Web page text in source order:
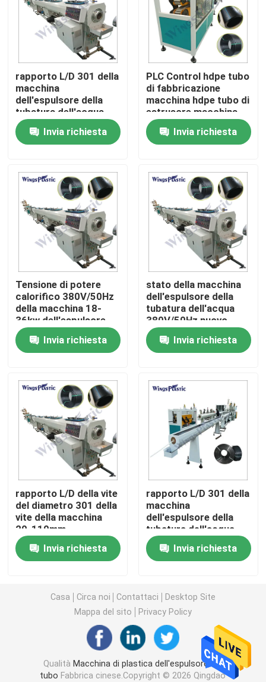
Prodotti
Circa noi
Giro della fabbrica
Controllo di qualità
Contattici
Macchina di plastica dell'espulsore del tubo
Linea di plastica dell'estrusione del tubo
Macchina dell'espulsore del tubo dell'HDPE
Macchina dell'espulsore del tubo del PVC
Linea di produzione del tubo di PPR
Macchina dell'espulsore del tubo del PE
Macchina ondulata dell'espulsore del tubo
Macchina dell'estrusione della banda dell'ANIMALE
I pp attaccano la linea di produzione
Macchina di plastica dell'espulsore di strato
rapporto L/D 301 della
macchina
dell'espulsore della
tubatura dell'acqua
della vite di 20-110mm
Invia richiesta
PLC Control hdpe tubo
di fabbricazione
macchina hdpe tubo di
estrusore macchina
hdpe tubo di plastica
acqua tubo di
fabbricazione
Invia richiesta
Tensione di potere
calorifico 380V/50Hz
della macchina 18-
36kw dell'espulsore
del tubo dell'HDPE
Invia richiesta
stato della macchina
dell'espulsore della
tubatura dell'acqua
380V/50Hz nuovo
Invia richiesta
rapporto L/D della vite
del diametro 301 della
vite della macchina
20-110mm
dell'espulsore del tubo
dell'HDPE 380V/50Hz
Invia richiesta
rapporto L/D 301 della
macchina
dell'espulsore della
tubatura dell'acqua
della vite di 20-110mm
Invia richiesta
Casa Circa noi Contattaci
Desktop Site
Mappa del sito
Privacy Policy
Qualità Macchina di plastica dell'espulsore del
tubo Fabbrica cinese.Copyright © 2026 Qingdao